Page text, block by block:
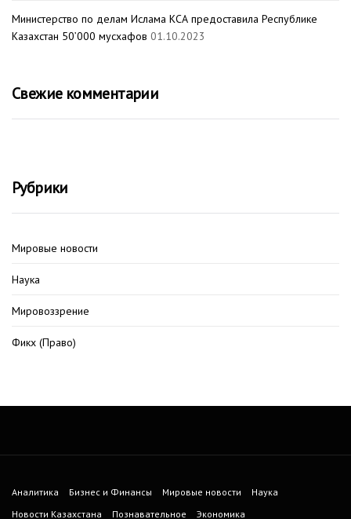
Министерство по делам Ислама КСА предоставила Республике
Казахстан 50’000 мусхафов 01.10.2023
Свежие комментарии
Рубрики
Мировые новости
Наука
Мировоззрение
Фикх (Право)
Аналитика Бизнес и Финансы Мировые новости
Наука
Новости Казахстана
Познавательное Экономика